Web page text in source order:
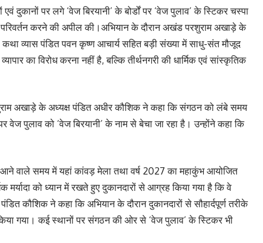
दुकानों पर लगे ‘वेज बिरयानी’ के बोर्डों पर ‘वेज पुलाव’ के स्टिकर चस्पा
परिवर्तन करने की अपील की।अभियान के दौरान अखंड परशुराम अखाड़े के
कथा व्यास पंडित पवन कृष्ण आचार्य सहित बड़ी संख्या में साधु-संत मौजूद
का विरोध करना नहीं है, बल्कि तीर्थनगरी की धार्मिक एवं सांस्कृतिक
अखाड़े के अध्यक्ष पंडित अधीर कौशिक ने कहा कि संगठन को लंबे समय
वेज पुलाव को ‘वेज बिरयानी’ के नाम से बेचा जा रहा है। उन्होंने कहा कि
आने वाले समय में यहां कांवड़ मेला तथा वर्ष 2027 का महाकुंभ आयोजित
मर्यादा को ध्यान में रखते हुए दुकानदारों से आग्रह किया गया है कि वे
कौशिक ने कहा कि अभियान के दौरान दुकानदारों से सौहार्दपूर्ण तरीके
गया। कई स्थानों पर संगठन की ओर से ‘वेज पुलाव’ के स्टिकर भी